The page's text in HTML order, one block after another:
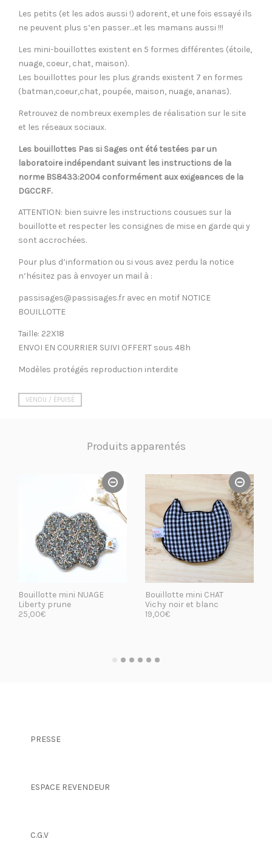
Les petits (et les ados aussi !) adorent, et une fois essayé ils
ne peuvent plus s’en passer…et les mamans aussi !!!
Les mini-bouillottes existent en 5 formes différentes (étoile,
nuage, coeur, chat, maison).
Les bouillottes pour les plus grands existent 7 en formes
(batman,coeur,chat, poupée, maison, nuage, ananas).
Retrouvez de nombreux exemples de réalisation sur le site
et les réseaux sociaux.
Les bouillottes Pas si Sages ont été testées par un
laboratoire indépendant suivant les instructions de la
norme BS8433:2004 conformément aux exigeances de la
DGCCRF.
ATTENTION: bien suivre les instructions cousues sur la
bouillotte et respecter les consignes de mise en garde qui y
sont accrochées.
Pour plus d’information ou si vous avez perdu la notice
n’hésitez pas à envoyer un mail à :
passisages@passisages.fr avec en motif NOTICE
BOUILLOTTE
Taille: 22X18
ENVOI EN COURRIER SUIVI OFFERT sous 48h
Modèles protégés reproduction interdite
VENDU / ÉPUISÉ
Produits apparentés
Bouillotte mini NUAGE
Liberty prune
25,00€
Bouillotte mini CHAT
Vichy noir et blanc
19,00€
PRESSE
ESPACE REVENDEUR
C.G.V